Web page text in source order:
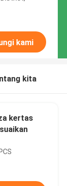
kami
kita
kertas